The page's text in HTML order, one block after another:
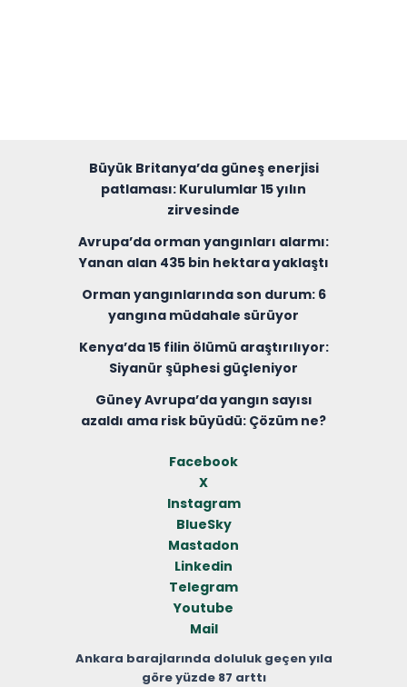
Büyük Britanya’da güneş enerjisi
patlaması: Kurulumlar 15 yılın
zirvesinde
Avrupa’da orman yangınları alarmı:
Yanan alan 435 bin hektara yaklaştı
Orman yangınlarında son durum: 6
yangına müdahale sürüyor
Kenya’da 15 filin ölümü araştırılıyor:
Siyanür şüphesi güçleniyor
Güney Avrupa’da yangın sayısı
azaldı ama risk büyüdü: Çözüm ne?
Facebook
X
Instagram
BlueSky
Mastadon
Linkedin
Telegram
Youtube
Mail
Ankara barajlarında doluluk geçen yıla
göre yüzde 87 arttı